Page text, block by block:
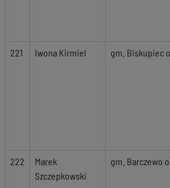
221 Iwona Kirmiel gm. Biskupiec
222
Marek
Szczepkowski
gm. Barczewo